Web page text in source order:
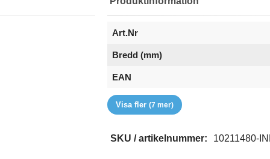
Art.Nr
Bredd (mm)
EAN
Färg
Glastyp
Grepp
Höjd (mm)
Serie
Tjocklek Glas
Varumärke
Visa fler(7 mer)
SKU / artikelnummer: 10211480-